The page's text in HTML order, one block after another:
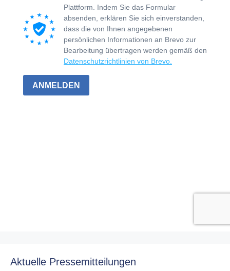
Aktuelle Pressemitteilungen